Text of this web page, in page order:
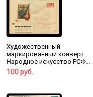
Художественный
маркированный конверт.
Народное искусство РСФ...
100 руб.